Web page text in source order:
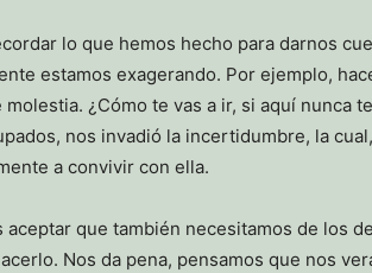
lo que hemos hecho para darnos
estamos exagerando. Por ejemplo,
¿Cómo te vas a ir, si aquí nunca
nos invadió la incertidumbre, la
a convivir con ella.
que también necesitamos de los
Nos da pena, pensamos que nos